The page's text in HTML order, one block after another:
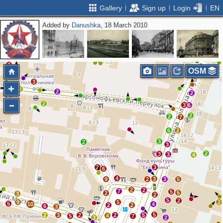
Gallery Sign up Login EN
Added by Danushka, 18 March 2010
4 3
2
7 5 5
2 4
2
5
5
2
2
5
5
3
4 2
2
6
2
7
3
3
3
3
6 2
2
3
2
2
2
2
3
2
2
2
3
10
6 3
2
2 6
9
4
3
3
2
2
2
7
5
2
4
2
2
2
5
3
3
2
9
5
OSM